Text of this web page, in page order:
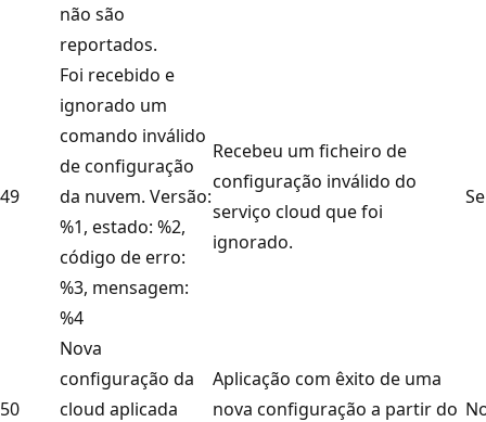
não são
reportados.
49
Foi recebido e
ignorado um
comando inválido
de configuração
da nuvem. Versão:
%1, estado: %2,
código de erro:
%3, mensagem:
%4
Recebeu um ficheiro de
configuração inválido do
serviço cloud que foi
ignorado.
50
Nova
configuração da
cloud aplicada
Aplicação com êxito de uma
nova configuração a partir do